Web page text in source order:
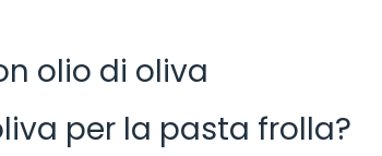
olio di oliva
per la pasta frolla?